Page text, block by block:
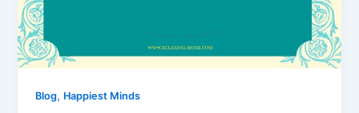
Blog, Happiest Minds